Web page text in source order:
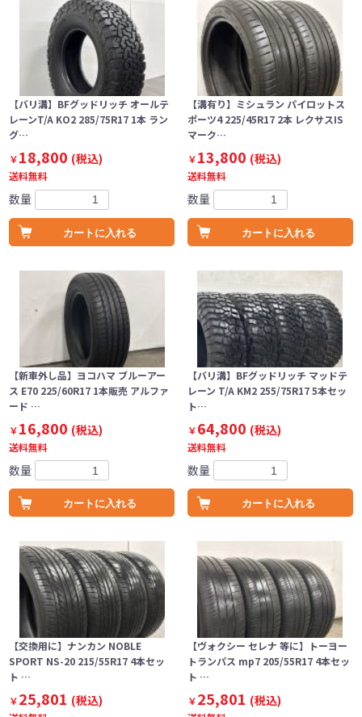
【バリ溝】BFグッドリッチ オールテ
レーンT/A KO2 285/75R17 1本 ラン
グ…
￥18,800 (税込)
送料無料
数量
カートに入れる
【溝有り】ミシュラン パイロットス
ポーツ4 225/45R17 2本 レクサスIS
マーク…
￥13,800 (税込)
送料無料
数量
カートに入れる
【新車外し品】ヨコハマ ブルーアー
ス E70 225/60R17 1本販売 アルファ
ード …
￥16,800 (税込)
送料無料
数量
カートに入れる
【バリ溝】BFグッドリッチ マッドテ
レーン T/A KM2 255/75R17 5本セッ
ト…
￥64,800 (税込)
送料無料
数量
カートに入れる
【交換用に】ナンカン NOBLE
SPORT NS-20 215/55R17 4本セッ
ト …
￥25,801 (税込)
【ヴォクシー セレナ 等に】トーヨー
トランパス mp7 205/55R17 4本セッ
ト …
￥25,801 (税込)